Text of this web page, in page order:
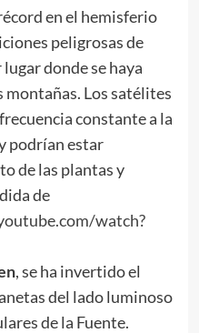
en el hemisferio
peligrosas de
donde se haya
montañas. Los satélites
constante a la
podrían estar
de las plantas y
de
watch?
, se ha invertido el
del lado luminoso
de la Fuente.